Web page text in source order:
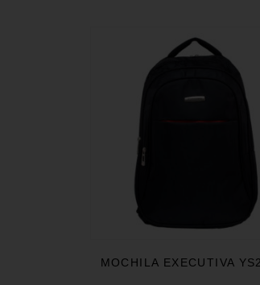
MOCHILA EXECUTIVA